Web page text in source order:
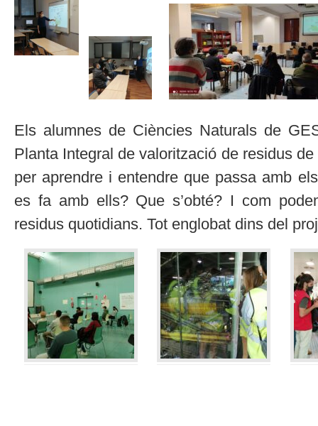
Els alumnes de Ciències Naturals de
Planta Integral de valorització de residus
per aprendre i entendre que passa amb
es fa amb ells? Que s’obté? I com
residus quotidians. Tot englobat dins del